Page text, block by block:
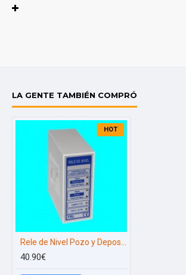
Entrada desde arriba
CEI/EN61009-1
[Un] Tensión nominal de
Tensión de aislamiento;
[Uimp] Tensión de impulso;
[ΙΔn] Sensibilidad diferencial;
[En] Corriente nominal
LA GENTE TAMBIÉN COMPRÓ
HOT
40.90€